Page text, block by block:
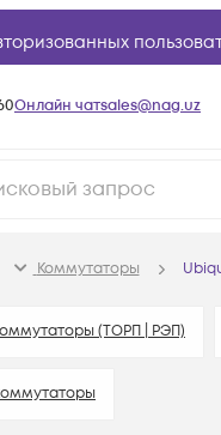
Онлайн чатsales@nag.uz
Коммутаторы
(ТОРП | РЭП)